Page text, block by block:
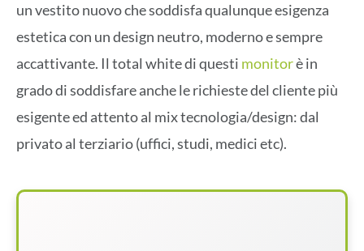
un vestito nuovo che soddisfa qualunque esigenza
estetica con un design neutro, moderno e sempre
accattivante. Il total white di questi monitorè in
grado di soddisfare anche le richieste del cliente più
esigente ed attento al mix tecnologia/design: dal
privato al terziario (uffici, studi, medici etc).